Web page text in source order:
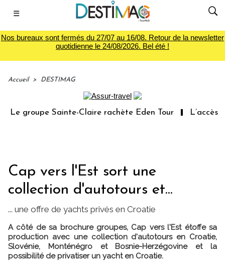
☰
Nos bureaux sont fermés du 27/07 au 16/08. Retour de la newsletter
quotidienne le 24/08/2026. Bel été !
Accueil > DESTIMAG
Le groupe Sainte-Claire rachète Eden Tour L’accès
Cap vers l'Est sort une
collection d'autotours et...
... une offre de yachts privés en Croatie
A côté de sa brochure groupes, Cap vers l'Est étoffe sa
production avec une collection d'autotours en Croatie,
Slovénie, Monténégro et Bosnie-Herzégovine et la
possibilité de privatiser un yacht en Croatie.